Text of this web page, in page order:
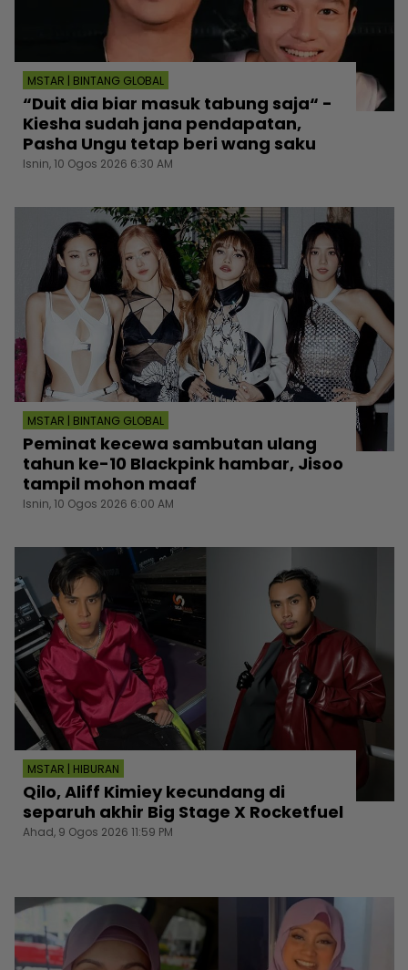
MSTAR | BINTANG GLOBAL
“Duit dia biar masuk tabung saja“ -
Kiesha sudah jana pendapatan,
Pasha Ungu tetap beri wang saku
Isnin, 10 Ogos 2026 6:30 AM
MSTAR | BINTANG GLOBAL
Peminat kecewa sambutan ulang
tahun ke-10 Blackpink hambar, Jisoo
tampil mohon maaf
Isnin, 10 Ogos 2026 6:00 AM
MSTAR | HIBURAN
Qilo, Aliff Kimiey kecundang di
separuh akhir Big Stage X Rocketfuel
Ahad, 9 Ogos 2026 11:59 PM